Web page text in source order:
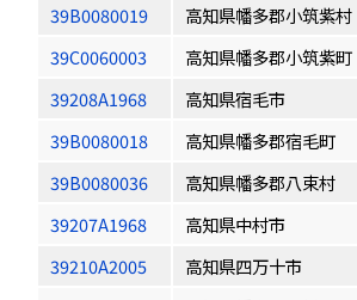
39B0080019
高知県幡多郡小筑紫村
39C0060003
高知県幡多郡小筑紫町
39208A1968
高知県宿毛市
39B0080018
高知県幡多郡宿毛町
39B0080036
高知県幡多郡八束村
39207A1968
高知県中村市
39210A2005
高知県四万十市